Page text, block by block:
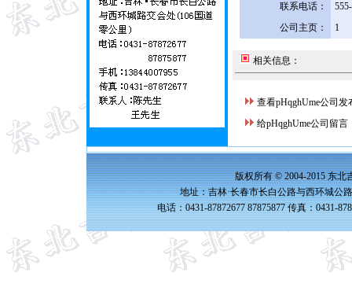
联系电话：
公司主页：
1
相关信息：
查看pHqghUme公司发
给pHqghUme公司留言
版权所有 © 2004-2015 东北
地址：吉林·长春市长白公路与西环城公
电话：0431-87872677 87875877 传真：0431-